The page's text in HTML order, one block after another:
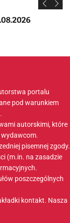
portalu
pod warunkiem
autorskimi, które
wydawcom.
pisemnej zgody.
(m.in. na zasadzie
poszczególnych
kontakt. Nasza